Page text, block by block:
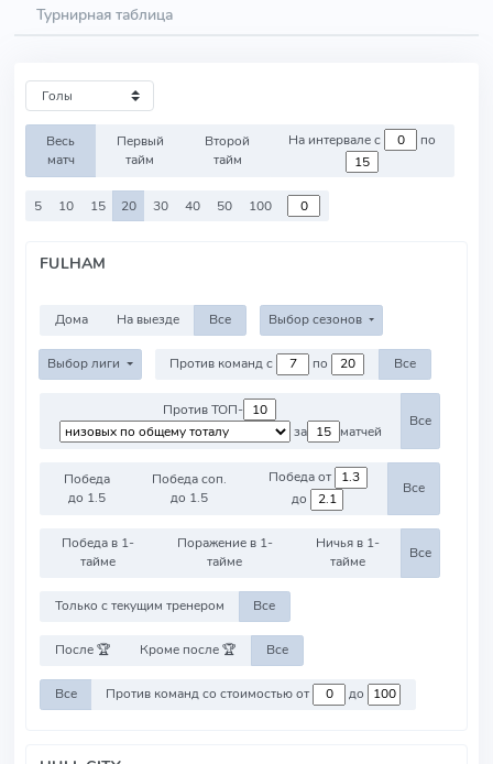
Турнирная таблица
Весь
матч
Первый
тайм
Второй
тайм
На интервале с по
5 10 15 20 30 40 50 100
FULHAM
Дома На выезде Все Выбор сезонов
Выбор лиги Против команд с по Все
Против ТОП-
за
матчей
Все
Победа
до 1.5
Победа соп.
до 1.5
Победа от
до
Все
Победа в 1-
тайме
Поражение в 1-
тайме
Ничья в 1-
тайме
Все
Только с текущим тренером Все
После 🏆 Кроме после 🏆 Все
Все Против команд со стоимостью от до